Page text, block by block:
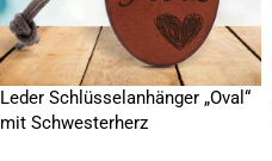
Leder Schlüsselanhänger „Oval“
mit Schwesterherz